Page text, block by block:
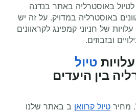
לטיול באוסטרליה באתר בנדנה
באוסטרליה במדויק. על זה יש
של חניוני קמפינג לקראוונים
ובזבוזים.
טיול
בין היעדים
מחיר טיול קרוואן ב באתר שלנו